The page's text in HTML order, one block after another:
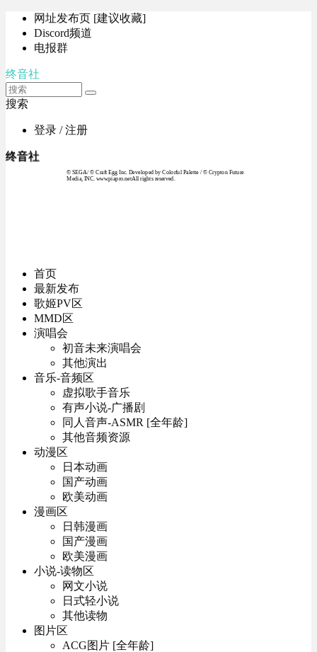
网址发布页 [建议收藏]
Discord频道
电报群
终音社
搜索
登录 / 注册
终音社
© SEGA / © Craft Egg Inc. Developed by Colorful Palette / © Crypton Future
Media, INC. www.piapro.netAll rights reserved.
首页
最新发布
歌姬PV区
MMD区
演唱会
初音未来演唱会
其他演出
音乐-音频区
虚拟歌手音乐
有声小说-广播剧
同人音声-ASMR [全年龄]
其他音频资源
动漫区
日本动画
国产动画
欧美动画
漫画区
日韩漫画
国产漫画
欧美漫画
小说-读物区
网文小说
日式轻小说
其他读物
图片区
ACG图片 [全年龄]